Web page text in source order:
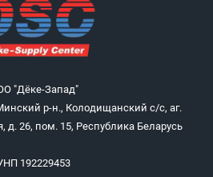
"Дёке-Запад"
р-н., Колодищанский с/с, аг.
д. 26, пом. 15, Республика Беларусь
192229453